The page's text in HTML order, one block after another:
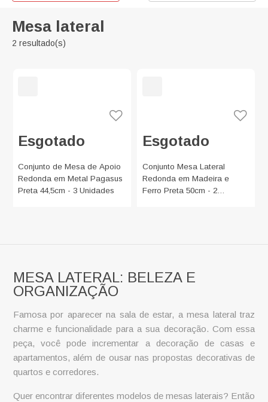
Mesa lateral
2 resultado(s)
Esgotado
Conjunto de Mesa de Apoio
Redonda em Metal Pagasus
Preta 44,5cm - 3 Unidades
Esgotado
Conjunto Mesa Lateral
Redonda em Madeira e
Ferro Preta 50cm - 2
MESA LATERAL: BELEZA E
ORGANIZAÇÃO
Famosa por aparecer na sala de estar, amesa lateral traz
charme e funcionalidade para a sua decoração. Com essa
peça, você pode incrementar a decoração de casas e
apartamentos, além de ousar nas propostas decorativas de
quartos e corredores.
Quer encontrar diferentes modelos demesas laterais? Então